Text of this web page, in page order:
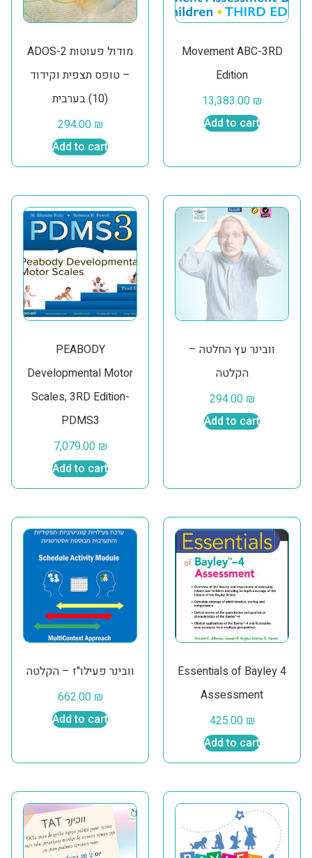
ADOS-2 מודול פעוטות
– טופס תצפית וקידוד
(10) בערבית
294.00 ₪
Add to cart
Movement ABC-3RD
Edition
13,383.00 ₪
Add to cart
PEABODY
Developmental Motor
Scales, 3RD Edition-
PDMS3
7,079.00 ₪
Add to cart
וובינר עץ החלטה –
הקלטה
294.00 ₪
Add to cart
וובינר פעילו"ז – הקלטה
662.00 ₪
Add to cart
Essentials of Bayley 4
Assessment
425.00 ₪
Add to cart